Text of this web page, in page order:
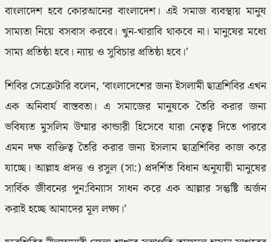
বাংলাদেশ হবে কোরআনের বাংলাদেশ। এই সমাজ ব্যবস্থায় মানুষ
সাম্যতা নিয়ে বসবাস করবে। খুন-খারাবি থাকবে না। মানুষের মধ্যে
সাম্য প্রতিষ্ঠা হবে। ন্যায় ও সুবিচার প্রতিষ্ঠা হবে।’
শিবির সেক্রেটারি বলেন, ‘বাংলাদেশের জন্য ইসলামী ছাত্রশিবির এখন
এক অনিবার্য বাস্তবতা। এ সমাজের মানুষকে তৈরি করার জন্য
ভবিষ্যত মুসলিম উম্মার কান্ডারী হিসেবে যারা নেতৃত্ব দিতে পারবে
এমন দক্ষ ব্যক্তিত্ব তৈরি করার জন্য ইসলাম ছাত্রশিবির কাজ করে
যাচ্ছে। আল্লাহ প্রদত্ত ও রসুল (সা:) প্রদর্শিত বিধান অনুযায়ী মানুষের
সার্বিক জীবনের পুন:বিন্যাস সাধন করে এক আল্লার সন্তুষ্টি অর্জন
করাই হচ্ছে আমাদের মূল লক্ষ্য।’